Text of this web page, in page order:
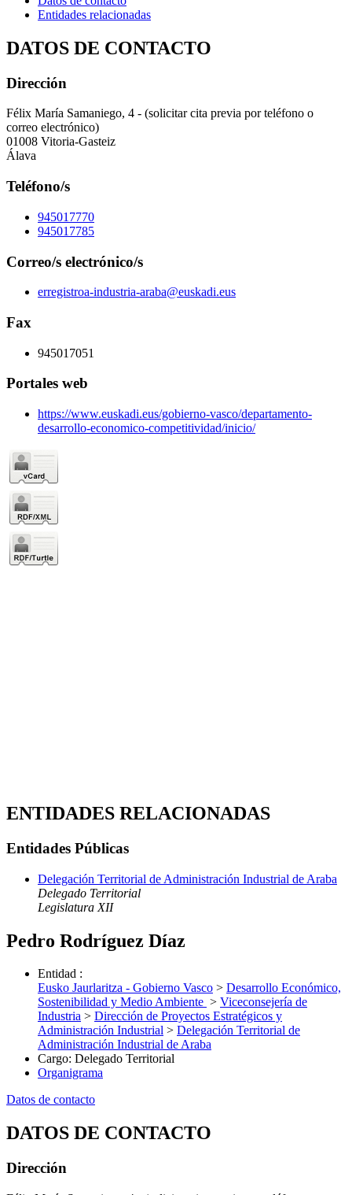
Entidades relacionadas
DATOS DE CONTACTO
Dirección
Félix María Samaniego, 4 - (solicitar cita previa por teléfono o
correo electrónico)
01008 Vitoria-Gasteiz
Álava
Teléfono/s
945017770
945017785
Correo/s electrónico/s
erregistroa-industria-araba@euskadi.eus
Fax
945017051
Portales web
https://www.euskadi.eus/gobierno-vasco/departamento-
desarrollo-economico-competitividad/inicio/
ENTIDADES RELACIONADAS
Entidades Públicas
Delegación Territorial de Administración Industrial de Araba
Delegado Territorial
Legislatura XII
Pedro Rodríguez Díaz
Entidad :
Eusko Jaurlaritza - Gobierno Vasco > Desarrollo Económico,
Sostenibilidad y Medio Ambiente > Viceconsejería de
Industria > Dirección de Proyectos Estratégicos y
Administración Industrial > Delegación Territorial de
Administración Industrial de Araba
Cargo: Delegado Territorial
Organigrama
Datos de contacto
DATOS DE CONTACTO
Dirección